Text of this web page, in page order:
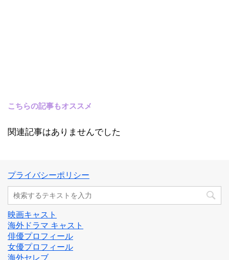
こちらの記事もオススメ
関連記事はありませんでした
プライバシーポリシー
映画キャスト
海外ドラマ キャスト
俳優プロフィール
女優プロフィール
海外セレブ